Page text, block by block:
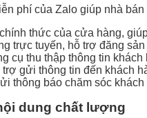
phí của Zalo giúp nhà
thức của cửa hàng,
trực tuyến, hỗ trợ đăng
cụ thu thập thông tin
trợ gửi thông tin đến khách
thông báo chăm sóc
dung chất lượng